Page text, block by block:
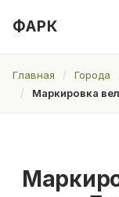
ФАРК
Главная Города
Маркировка